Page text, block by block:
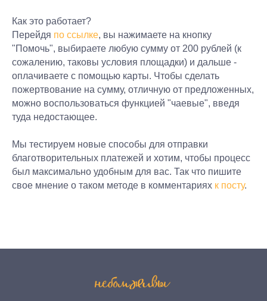
Как это работает?
Перейдя по ссылке, вы нажимаете на кнопку
"Помочь", выбираете любую сумму от 200 рублей (к
сожалению, таковы условия площадки) и дальше -
оплачиваете с помощью карты. Чтобы сделать
пожертвование на сумму, отличную от предложенных,
можно воспользоваться функцией "чаевые", введя
туда недостающее.
Мы тестируем новые способы для отправки
благотворительных платежей и хотим, чтобы процесс
был максимально удобным для вас. Так что пишите
свое мнение о таком методе в комментариях к посту.